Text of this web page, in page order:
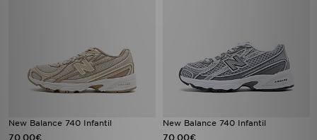
New Balance 740 Infantil
70,00€
New Balance 740 Infantil
70,00€